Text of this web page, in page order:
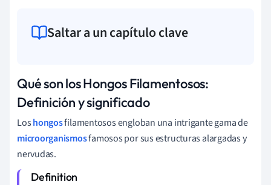
Saltar a un capítulo clave
Qué son los Hongos Filamentosos:
Definición y significado
Loshongosfilamentosos engloban una intrigante gama de
microorganismosfamosos por sus estructuras alargadas y
nervudas.